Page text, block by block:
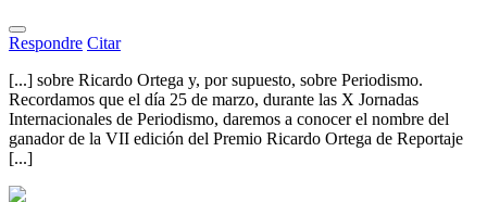
Respondre Citar
[...] sobre Ricardo Ortega y, por supuesto, sobre Periodismo.
Recordamos que el día 25 de marzo, durante las X Jornadas
Internacionales de Periodismo, daremos a conocer el nombre del
ganador de la VII edición del Premio Ricardo Ortega de Reportaje
[...]